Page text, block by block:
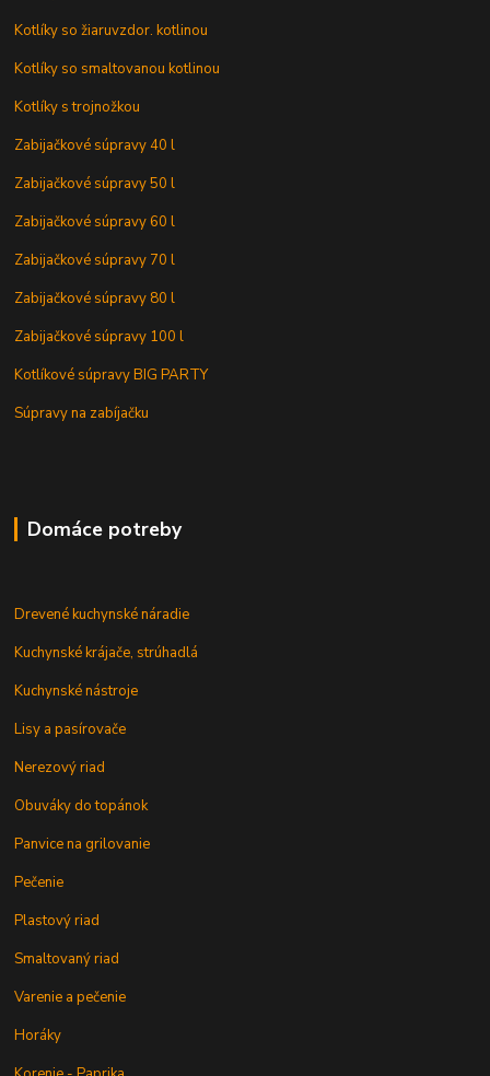
Kotlíky so žiaruvzdor. kotlinou
Kotlíky so smaltovanou kotlinou
Kotlíky s trojnožkou
Zabijačkové súpravy 40 l
Zabijačkové súpravy 50 l
Zabijačkové súpravy 60 l
Zabijačkové súpravy 70 l
Zabijačkové súpravy 80 l
Zabijačkové súpravy 100 l
Kotlíkové súpravy BIG PARTY
Súpravy na zabíjačku
Domáce potreby
Drevené kuchynské náradie
Kuchynské krájače, strúhadlá
Kuchynské nástroje
Lisy a pasírovače
Nerezový riad
Obuváky do topánok
Panvice na grilovanie
Pečenie
Plastový riad
Smaltovaný riad
Varenie a pečenie
Horáky